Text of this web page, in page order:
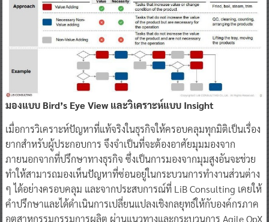
มองแบบ Bird’s Eye View และวิเคราะห์แบบ Insight
เมื่อการวิเคราะห์ปัญหาที่แท้จริงในธุรกิจให้ครอบคลุมทุกมิติเป็นเรื่อง
ยากสำหรับผู้ประกอบการ จึงจำเป็นที่จะต้องอาศัยมุมมองจาก
ภายนอกจากที่ปรึกษาทางธุรกิจ ซึ่งเป็นการมองจากมุมสูงอันจะช่วย
ทำให้สามารถมองเห็นปัญหาที่ซ่อนอยู่ในกระบวนการทำงานส่วนต่าง
ๆ ได้อย่างครอบคลุม และจากประสบการณ์ที่ LiB Consulting เคยให้
คำปรึกษาและได้ดำเนินการเปลี่ยนแปลงเชิงกลยุทธ์ให้กับองค์กรภาค
อุตสาหกรรมกรรมการผลิต ผ่านแนวทางและกระบวนการ Agile OpX